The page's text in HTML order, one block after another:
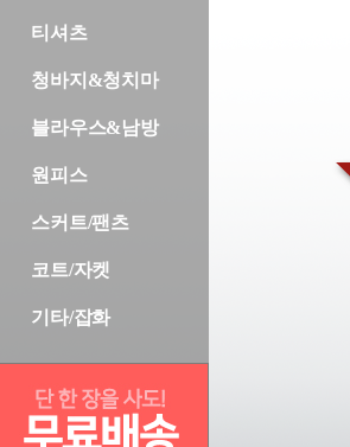
티셔츠
청바지&청치마
블라우스&남방
원피스
스커트/팬츠
코트/자켓
기타/잡화